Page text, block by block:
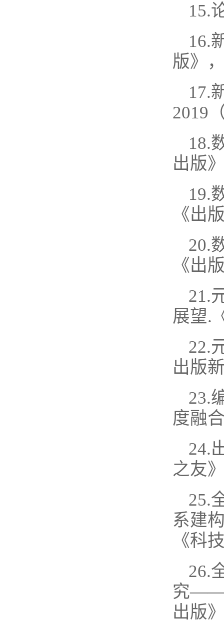
15.
16.
版》
17.
2019
18.
出版
19.
《出
20.
《出
21.
展望.
22.
出版
23.
度融
24.
之友
25.
系建
《科
26.
究——
出版